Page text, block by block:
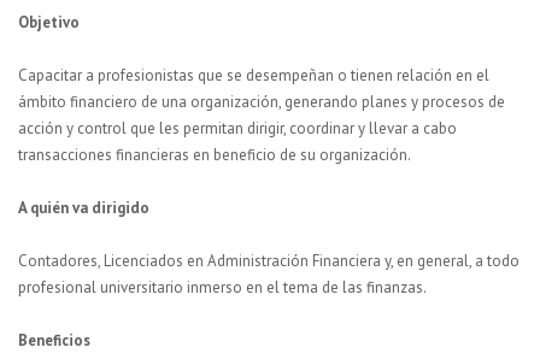
Objetivo
Capacitar a profesionistas que se desempeñan o tienen relación en el
ámbito financiero de una organización, generando planes y procesos de
acción y control que les permitan dirigir, coordinar y llevar a cabo
transacciones financieras en beneficio de su organización.
A quién va dirigido
Contadores, Licenciados en Administración Financiera y, en general, a todo
profesional universitario inmerso en el tema de las finanzas.
Beneficios